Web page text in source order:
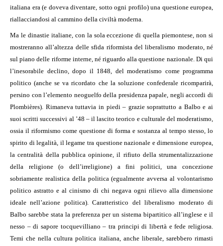
italiana era (e doveva diventare, sotto ogni profilo) una questione europea,
riallacciandosi al cammino della civiltà moderna.
Ma le dinastie italiane, con la sola eccezione di quella piemontese, non si
mostreranno all’altezza delle sfida riformista del liberalismo moderato, né
sul piano delle riforme interne, né riguardo alla questione nazionale. Di qui
l’inesorabile declino, dopo il 1848, del moderatismo come programma
politico (anche se va ricordato che la soluzione confederale ricomparirà,
persino con l’elemento neoguelfo della presidenza papale, negli accordi di
Plombières). Rimaneva tuttavia in piedi – grazie soprattutto a Balbo e ai
suoi scritti successivi al ’48 – il lascito teorico e culturale del moderatismo,
ossia il riformismo come questione di forma e sostanza al tempo stesso, lo
spirito di legalità, il legame tra questione nazionale e dimensione europea,
la centralità della pubblica opinione, il rifiuto della strumentalizzazione
della religione (o dell’irreligione) a fini politici, una concezione
sobriamente realistica della politica (egualmente avversa al volontarismo
politico astratto e al cinismo di chi negava ogni rilievo alla dimensione
ideale nell’azione politica). Caratteristico del liberalismo moderato di
Balbo sarebbe stata la preferenza per un sistema bipartitico all’inglese e il
nesso – di sapore tocquevilliano – tra principi di libertà e fede religiosa.
Temi che nella cultura politica italiana, anche liberale, sarebbero rimasti